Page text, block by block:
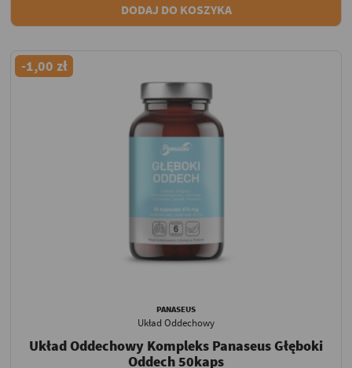
DODAJ DO KOSZYKA
-1,00 zł
PANASEUS
Układ Oddechowy
Układ Oddechowy Kompleks Panaseus Głęboki
Oddech 50kaps